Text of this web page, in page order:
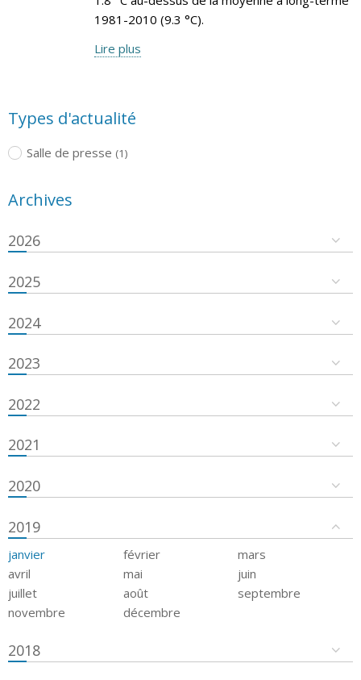
1981-2010 (9.3 °C).
Lire plus
Types d'actualité
Salle de presse (1)
Archives
2026
2025
2024
2023
2022
2021
2020
2019
janvier février
mars
avril
mai
juin
juillet
août
septembre
novembre
décembre
2018